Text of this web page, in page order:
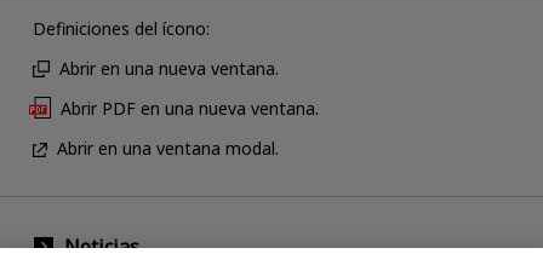
Definiciones del ícono:
Abrir en una nueva ventana.
Abrir PDF en una nueva ventana.
Abrir en una ventana modal.
Noticias